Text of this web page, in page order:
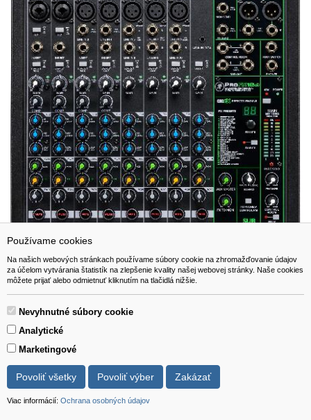
Používame cookies
Na našich webových stránkach používame súbory cookie na zhromažďovanie údajov
za účelom vytvárania štatistík na zlepšenie kvality našej webovej stránky. Naše cookies
môžete prijať alebo odmietnuť kliknutím na tlačidlá nižšie.
Nevyhnutné súbory cookie
Analytické
Marketingové
Povoliť všetky Povoliť výber Zakázať
Viac informácií: Ochrana osobných údajov
Mackie ProFX12v3 USB
345,00 EUR